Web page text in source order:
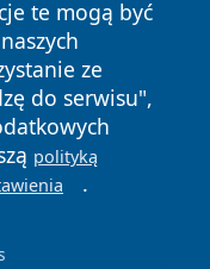
te mogą być
ze
do serwisu",
polityką
.
Polityka
Cookies